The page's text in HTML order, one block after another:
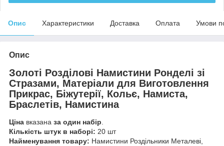
Опис Характеристики Доставка Оплата Умови
Опис
Золоті Розділові Намистини Ронделі зі
Стразами, Матеріали для Виготовлення
Прикрас, Біжутерії, Кольє, Намиста,
Браслетів, Намистина
Ціна вказана за один набір.
Кількість штук в наборі: 20 шт
Найменування товару: Намистини Роздільники Металеві,